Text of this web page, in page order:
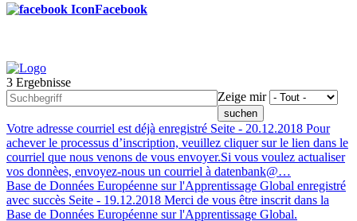
Facebook
Footer
menu
3 Ergebnisse
Zeige mir
Votre adresse courriel est déjà enregistré Seite - 20.12.2018 Pour
achever le processus d’inscription, veuillez cliquer sur le lien dans le
courriel que nous venons de vous envoyer.Si vous voulez actualiser
vos donnèes, envoyez-nous un courriel à datenbank@…
Base de Données Européenne sur l'Apprentissage Global enregistré
avec succès Seite - 19.12.2018 Merci de vous être inscrit dans la
Base de Données Européenne sur l'Apprentissage Global.